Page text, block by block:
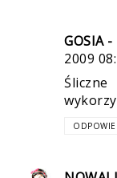
GOSIA
2009